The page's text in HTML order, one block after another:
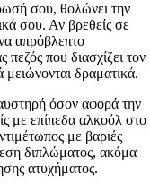
σου, θολώνει την
σου. Αν βρεθείς σε
απρόβλεπτο
που διασχίζει τον
μειώνονται δραματικά.
όσον αφορά την
με επίπεδα αλκοόλ στο
με βαριές
διπλώματος, ακόμα
ατυχήματος.